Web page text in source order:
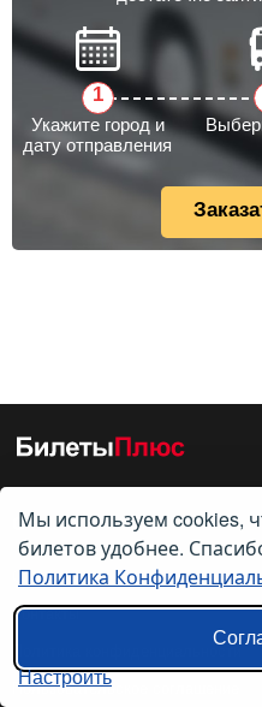
Укажите город и
дату отправления
О нас
О компании
Контакты
Пользовательское соглашение
Мы используем cookies,
билетов удобнее.
Политика
Настроить